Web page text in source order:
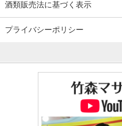
酒類販売法に基づく表示
プライバシーポリシー